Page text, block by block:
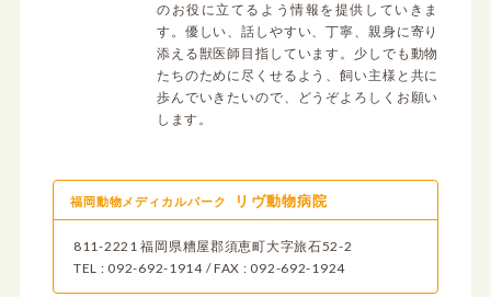
のお役に立てるよう情報を提供していきま
す。優しい、話しやすい、丁寧、親身に寄り
添える獣医師目指しています。少しでも動物
たちのために尽くせるよう、飼い主様と共に
歩んでいきたいので、どうぞよろしくお願い
します。
福岡動物メディカルパーク リヴ動物病院
811-2221 福岡県糟屋郡須恵町大字旅石52-2
TEL : 092-692-1914 / FAX : 092-692-1924